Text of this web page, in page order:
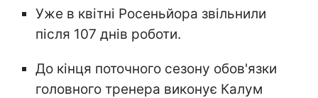
Уже в квітні Росеньйора звільнили
після 107 днів роботи.
До кінця поточного сезону обов'язки
головного тренера виконує Калум